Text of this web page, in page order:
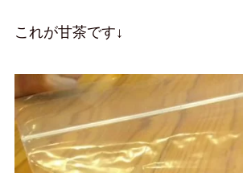
これが甘茶です↓